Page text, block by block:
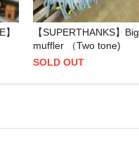
【SUPERTHANKS】Big
muffler （Two tone)
SOLD OUT